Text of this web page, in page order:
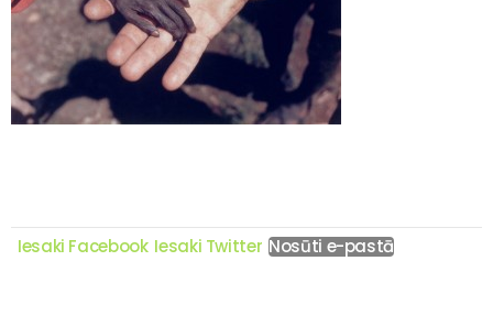
Iesaki Facebook Iesaki Twitter Nosūti e-pastā